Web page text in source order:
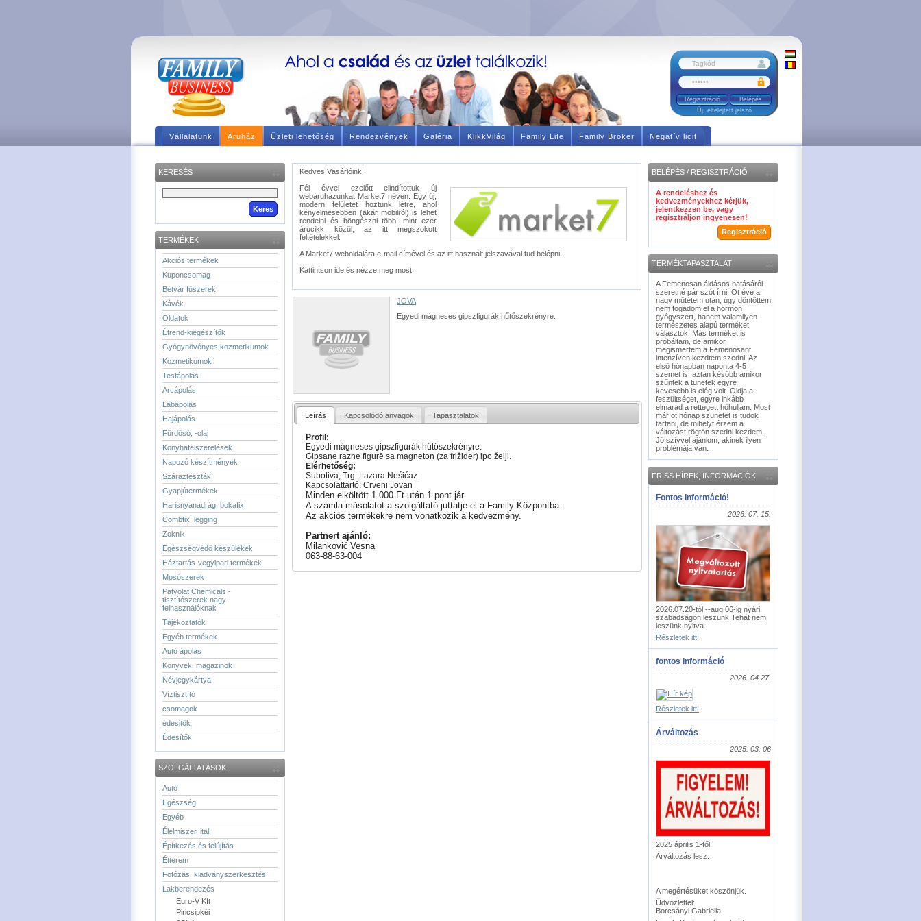
Regisztráció
Új, elfelejtett jelszó
Vállalatunk Áruház Üzleti lehetőség Rendezvények Galéria KlikkVilág Family Life Family Broker Negatív licit
KERESÉS
TERMÉKEK
Akciós termékek
Kuponcsomag
Betyár fűszerek
Kávék
Oldatok
Étrend-kiegészítők
Gyógynövényes kozmetikumok
Kozmetikumok
Testápolás
Arcápolás
Lábápolás
Hajápolás
Fürdősó, -olaj
Konyhafelszerelések
Napozó készítmények
Száraztészták
Gyapjútermékek
Harisnyanadrág, bokafix
Combfix, legging
Zoknik
Egészségvédő készülékek
Háztartás-vegyipari termékek
Mosószerek
Patyolat Chemicals -
tisztítószerek nagy
felhasználóknak
Tájékoztatók
Egyéb termékek
Autó ápolás
Könyvek, magazinok
Névjegykártya
Víztisztító
csomagok
édesitők
Édesítők
SZOLGÁLTATÁSOK
Autó
Egészség
Egyéb
Élelmiszer, ital
Építkezés és felújítás
Étterem
Fotózás, kiadványszerkesztés
Lakberendezés
Euro-V Kft
Piricsipkéi
Kedves Vásárlóink!
Fél évvel ezelőtt elindítottuk új
webáruházunkat Market7 néven. Egy új,
modern felületet hoztunk létre, ahol
kényelmesebben (akár mobilról) is lehet
rendelni és böngészni több, mint ezer
árucikk közül, az itt megszokott
feltételekkel.
A Market7 weboldalára e-mail címével és az itt használt jelszavával tud belépni.
Kattintson ide és nézze meg most.
JOVA
Egyedi mágneses gipszfigurák hűtőszekrényre.
Leírás Kapcsolódó anyagok Tapasztalatok
Profil:
Egyedi mágneses gipszfigurák hűtőszekrényre.
Gipsane razne figurē sa magneton (za frižider) ipo želji.
Elérhetőség:
Subotiva, Trg. Lazara Neśićaz
Kapcsolattartó: Crveni Jovan
Minden elköltött 1.000 Ft után 1 pont jár.
A számla másolatot a szolgáltató juttatje el a Family Központba.
Az akciós termékekre nem vonatkozik a kedvezmény.
Partnert ajánló:
Milanković Vesna
063-88-63-004
BELÉPÉS / REGISZTRÁCIÓ
A rendeléshez és
kedvezményekhez kérjük,
jelentkezzen be, vagy
regisztráljon ingyenesen!
Regisztráció
TERMÉKTAPASZTALAT
A Femenosan áldásos hatásáról
szeretné pár szót írni. Öt éve a
nagy műtétem után, úgy döntöttem
nem fogadom el a hormon
gyógyszert, hanem valamilyen
természetes alapú terméket
választok. Más terméket is
próbáltam, de amikor
megismertem a Femenosant
intenzíven kezdtem szedni. Az
első hónapban naponta 4-5
szemet is, aztán később amikor
szűntek a tünetek egyre
kevesebb is elég volt. Oldja a
feszültséget, egyre inkább
elmarad a rettegett hőhullám. Most
már öt hónap szünetet is tudok
tartani, de mihelyt érzem a
változást rögtön szedni kezdem.
Jó szívvel ajánlom, akinek ilyen
problémája van.
FRISS HÍREK, INFORMÁCIÓK
Fontos Információ!
2026. 07. 15.
2026.07.20-tól --aug.06-ig nyári
szabadságon leszünk.Tehát nem
leszünk nyitva.
Részletek itt!
fontos információ
2026. 04.27.
Részletek itt!
Árváltozás
2025. 03. 06
2025 április 1-től
Árváltozás lesz.
A megértésüket köszönjük.
Üdvözlettel:
Borcsányi Gabriella